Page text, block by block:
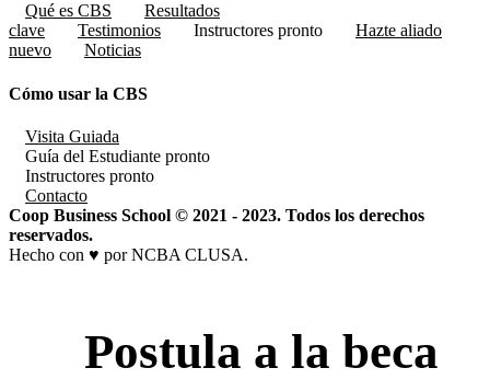
Qué es CBS
Resultados
clave
Testimonios Instructores pronto
Hazte aliado
nuevo
Noticias
Cómo usar la CBS
Visita Guiada
Guía del Estudiante pronto
Instructores pronto
Contacto
Coop Business School © 2021 - 2023. Todos los derechos
reservados.
Hecho con ♥ por NCBA CLUSA.
Postula a la beca